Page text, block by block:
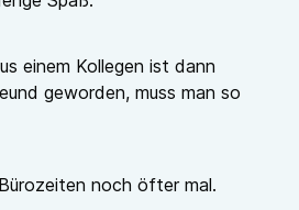
einem Kollegen ist dann
geworden, muss man so
noch öfter mal.